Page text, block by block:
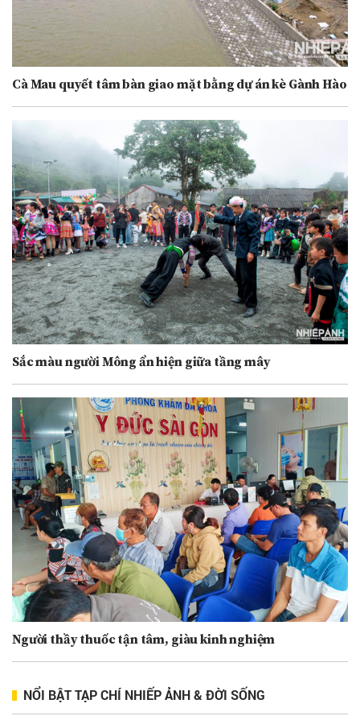
Cà Mau quyết tâm bàn giao mặt bằng dự án kè Gành Hào
Sắc màu người Mông ẩn hiện giữa tầng mây
Người thầy thuốc tận tâm, giàu kinh nghiệm
NỔI BẬT TẠP CHÍ NHIẾP ẢNH & ĐỜI SỐNG